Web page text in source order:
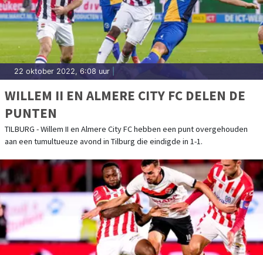
22 oktober 2022, 6:08 uur
WILLEM II EN ALMERE CITY FC DELEN DE
PUNTEN
TILBURG - Willem II en Almere City FC hebben een punt overgehouden
aan een tumultueuze avond in Tilburg die eindigde in 1-1.